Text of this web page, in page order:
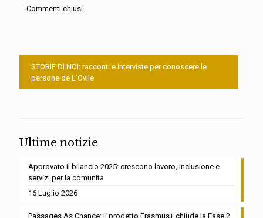
Commenti chiusi.
STORIE DI NOI: racconti e interviste per conoscere le
persone de L’Ovile
Ultime notizie
Approvato il bilancio 2025: crescono lavoro, inclusione e
servizi per la comunità
16 Luglio 2026
Passages As Chance: il progetto Erasmus+ chiude la Fase 2